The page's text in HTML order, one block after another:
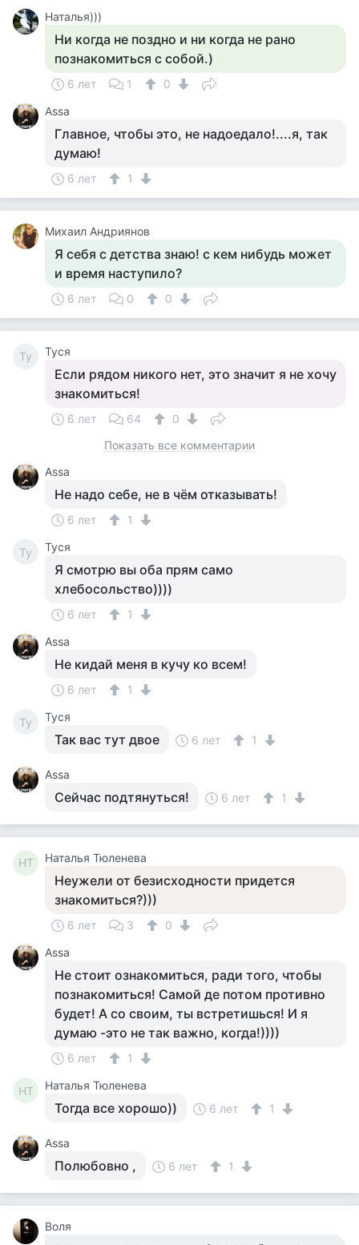
Наталья)))
Ни когда не поздно и ни когда не рано
познакомиться с собой.)
6 лет 1
0
Assa
Главное, чтобы это, не надоедало!....я, так
думаю!
6 лет 1
Михаил Андриянов
Я себя с детства знаю! с кем нибудь может
и время наступило?
6 лет 0 0
Ty Tycя
Если рядом никого нет, это значит я не хочу
знакомиться!
6 лет 64
0
Показать все комментарии
Assa
Не надо себе, не в чём отказывать!
6 лет 1
Ty Tycя
Я смотрю вы оба прям само
хлебосольство))))
6 лет
1
Assa
Не кидай меня в кучу ко всем!
6 лет 1
Ty Tycя
Так вас тут двое 6 лет 1
Assa
Сейчас подтянуться! 6 лет 1
НТ Наталья Тюленева
Неужели от безисходности придется
знакомиться?)))
6 лет 3
0
Assa
Не стоит ознакомиться, ради того, чтобы
познакомиться! Самой де потом противно
будет! А со своим, ты встретишься! И я
думаю -это не так важно, когда!))))
6 лет 1
НТ Наталья Тюленева
Тогда все хорошо)) 6 лет 1
Assa
Полюбовно , 6 лет 1
Воля